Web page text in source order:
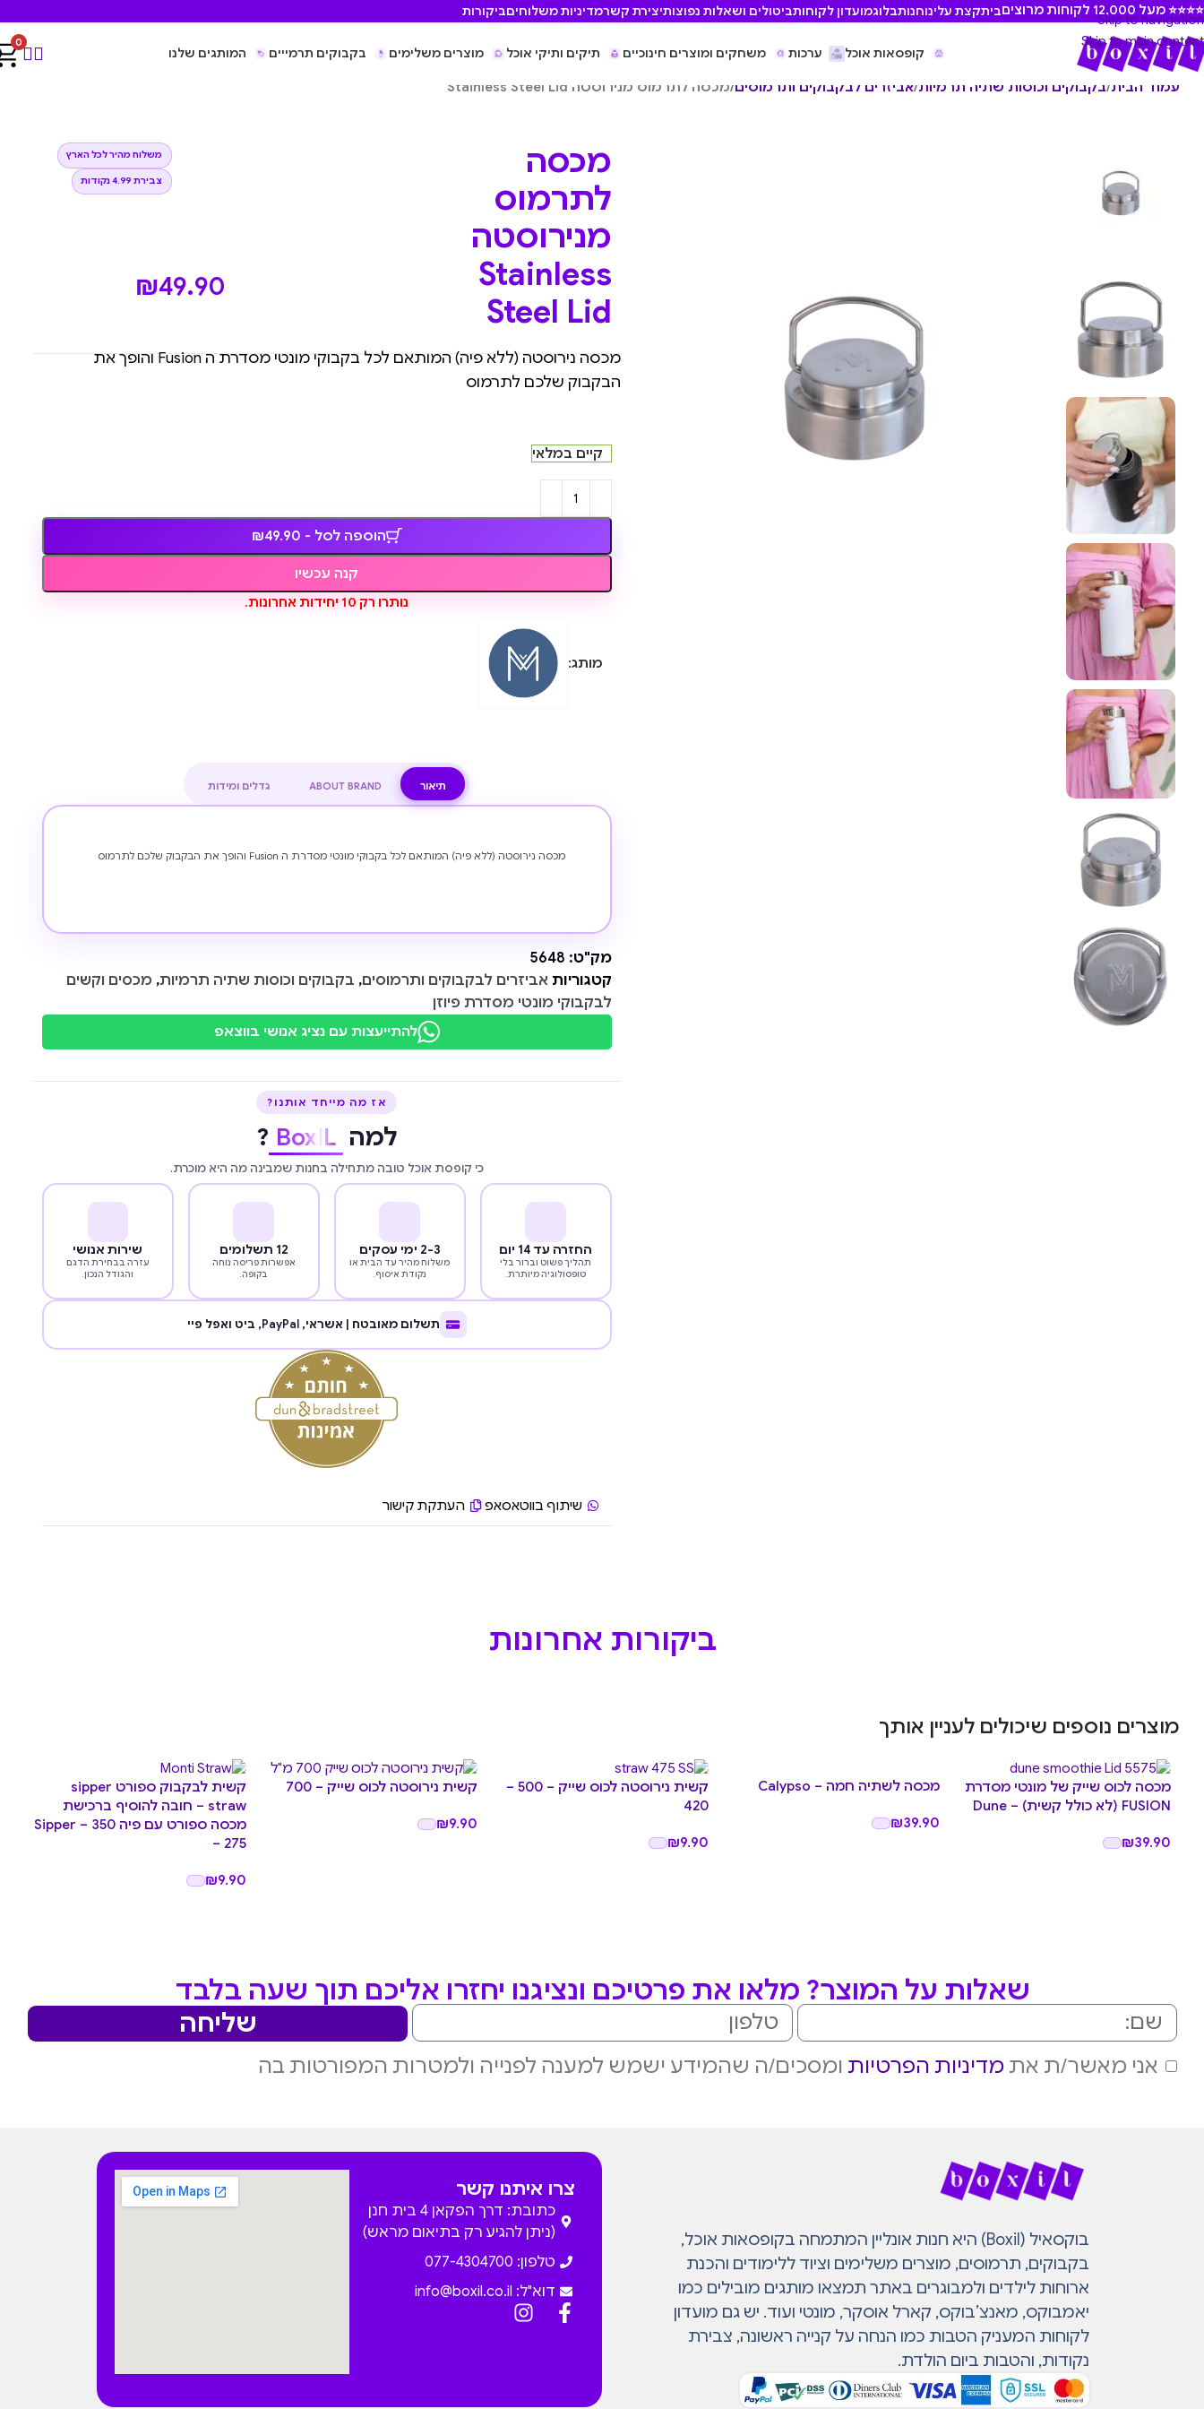
Skip to navigation
Skip to main content
מעל 12,000 לקוחות מרוצים ביתקצת עלינוחנותבלוגמועדון לקוחותביטולים ושאלות נפוצותיצירת קשרמדיניות משלוחיםביקורות
קופסאות אוכל ערכות משחקים ומוצרים חינוכיים תיקים ותיקי אוכל מוצרים משלימים בקבוקים תרמייים המותגים שלנו
0
עמוד הבית/בקבוקים וכוסות שתיה תרמיות/אביזרים לבקבוקים ותרמוסים/מכסה לתרמוס מנירוסטה Stainless Steel Lid
מכסה
לתרמוס
מנירוסטה
Stainless
Steel Lid
₪49.90
משלוח מהיר לכל הארץ
צבירת 4.99 נקודות
מכסה נירוסטה (ללא פיה) המותאם לכל בקבוקי מונטי מסדרת ה Fusion והופך את
הבקבוק שלכם לתרמוס
קיים במלאי
הוספה לסל - ₪49.90
קנה עכשיו
נותרו רק 10 יחידות אחרונות.
מותג:
תיאור ABOUT BRAND גדלים ומידות
מכסה נירוסטה (ללא פיה) המותאם לכל בקבוקי מונטי מסדרת ה Fusion והופך את הבקבוק שלכם לתרמוס
מק"ט: 5648
קטגוריות אביזרים לבקבוקים ותרמוסים, בקבוקים וכוסות שתיה תרמיות, מכסים וקשים
לבקבוקי מונטי מסדרת פיוזן
להתייעצות עם נציג אנושי בווצאפ
אז מה מייחד אותנו?
למה BoxIL
?
כי קופסת אוכל טובה מתחילה בחנות שמבינה מה היא מוכרת.
החזרה עד 14 יום
תהליך פשוט וברור בלי
טופסולוגיה מיותרת.
2-3 ימי עסקים
משלוח מהיר עד הבית או
נקודת איסוף.
12 תשלומים
אפשרות פריסה נוחה
בקופה.
שירות אנושי
עזרה בבחירת הדגם
והגודל הנכון.
תשלום מאובטח | אשראי, PayPal, ביט ואפל פיי
שיתוף בווטאסאפ העתקת קישור
ביקורות אחרונות
מוצרים נוספים שיכולים לעניין אותך
מכסה לכוס שייק של מונטי מסדרת
FUSION (לא כולל קשית) – Dune
₪39.90
מכסה לשתיה חמה – Calypso
₪39.90
קשית נירוסטה לכוס שייק – 500 –
420
₪9.90
קשית נירוסטה לכוס שייק – 700
₪9.90
קשית לבקבוק ספורט sipper
straw – חובה להוסיף ברכישת
מכסה ספורט עם פיה Sipper – 350
– 275
₪9.90
שאלות על המוצר? מלאו את פרטיכם ונציגנו יחזרו אליכם תוך שעה בלבד
אני מאשר/ת את מדיניות הפרטיות ומסכים/ה שהמידע ישמש למענה לפנייה ולמטרות המפורטות בה
שליחה
בוקסאיל (Boxil) היא חנות אונליין המתמחה בקופסאות אוכל,
בקבוקים, תרמוסים, מוצרים משלימים וציוד ללימודים והכנת
ארוחות לילדים ולמבוגרים באתר תמצאו מותגים מובילים כמו
יאמבוקס, מאנצ’בוקס, קארל אוסקר, מונטי ועוד. יש גם מועדון
לקוחות המעניק הטבות כמו הנחה על קנייה ראשונה, צבירת
נקודות, והטבות ביום הולדת.
צרו איתנו קשר
כתובת: דרך הפקאן 4 בית חנן
(ניתן להגיע רק בתיאום מראש)
טלפון: 077-4304700
דוא"ל: info@boxil.co.il